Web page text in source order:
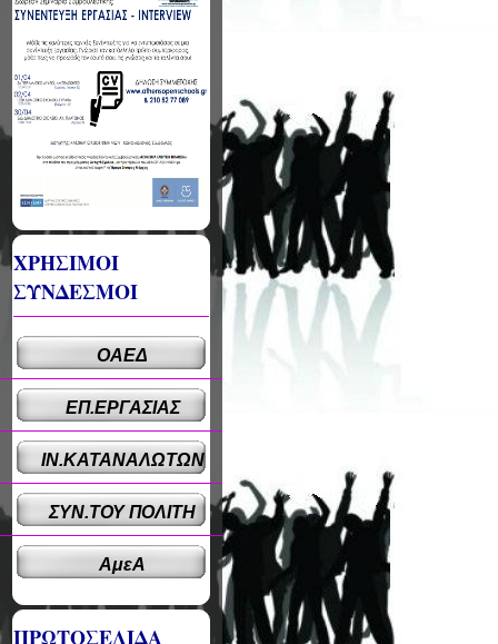
ΧΡΗΣΙΜΟΙ
ΣΥΝΔΕΣΜΟΙ
ΟΑΕΔ
ΕΠ.ΕΡΓΑΣΙΑΣ
ΙΝ.ΚΑΤΑΝΑΛΩΤΩΝ
ΣΥΝ.ΤΟΥ ΠΟΛΙΤΗ
ΑμεΑ
ΠΡΩΤΟΣΕΛΙΔΑ